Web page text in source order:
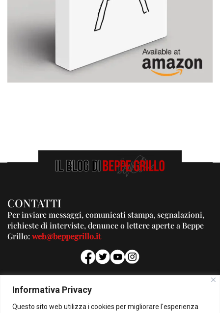
Informativa Privacy
Questo sito web utilizza i cookies per migliorare l'esperienza
CONTATTI
Per inviare messaggi, comunicati stampa, segnalazioni,
richieste di interviste, denunce o lettere aperte a Beppe
Grillo:web@beppegrillo.it
PUBBLICITA'
Per la tua pubblicità su questo Blog:
pubblicita@beppegrillo.it